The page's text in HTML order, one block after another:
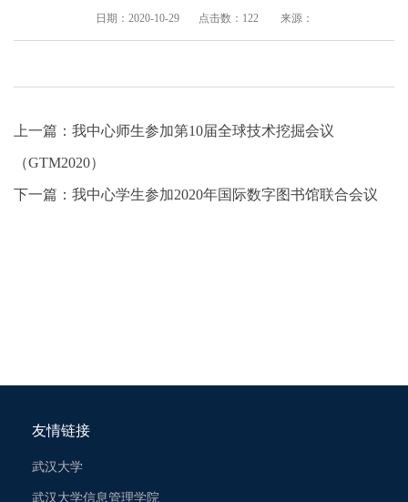
日期：2020-10-29 点击数： 122来源：
上一篇： 我中心师生参加第10届全球技术挖掘会议
（GTM2020）
下一篇： 我中心学生参加2020年国际数字图书馆联合会议
友情链接
武汉大学
武汉大学信息管理学院